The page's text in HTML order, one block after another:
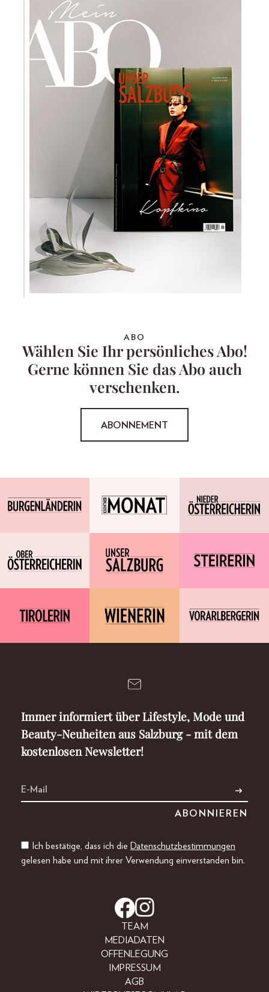
ABO
Wählen Sie Ihr persönliches Abo!
Gerne können Sie das Abo auch
verschenken.
ABONNEMENT
Immer informiert über Lifestyle, Mode und
Beauty-Neuheiten aus Salzburg - mit dem
kostenlosen Newsletter!
Ich bestätige, dass ich die Datenschutzbestimmungen
gelesen habe und mit ihrer Verwendung einverstanden bin.
TEAM
MEDIADATEN
OFFENLEGUNG
IMPRESSUM
AGB